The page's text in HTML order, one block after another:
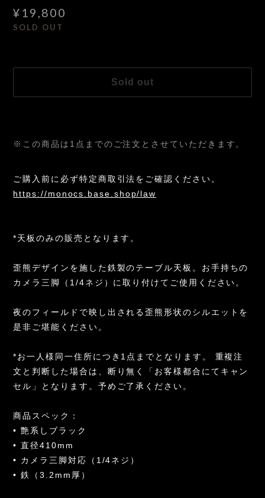
¥19,800
SOLD OUT
Sold out
※この商品は1点までのご注文とさせていただきます。
ご購入前に必ず特定商取引法をご確認ください。
https://monocs.base.shop/law
*天板のみの販売となります。
歪熊デザインを施した鉄製のテーブル天板。お手持ちの
カメラ三脚（1/4ネジ）に取り付けてご使用ください。
夜のフィールドで映し出される歪熊形状のシルエットを
是非ご堪能ください。
*お一人様同一住所につき1点までとなります。 重複注
文と判断した場合は、断り無く「お客様都合にてキャン
セル」となります。予めご了承ください。
商品スペック：
• 艶系しブラック
• 直径410mm
• カメラ三脚対応（1/4ネジ）
• 鉄（3.2mm厚）